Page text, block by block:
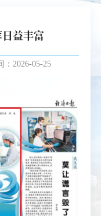
日益丰富
：2026-05-25